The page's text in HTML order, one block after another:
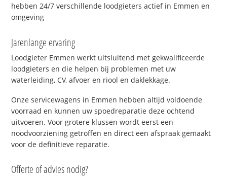
hebben 24/7 verschillende loodgieters actief in Emmen en
omgeving
Jarenlange ervaring
Loodgieter Emmen werkt uitsluitend met gekwalificeerde
loodgieters en die helpen bij problemen met uw
waterleiding, CV, afvoer en riool en daklekkage.
Onze servicewagens in Emmen hebben altijd voldoende
voorraad en kunnen uw spoedreparatie deze ochtend
uitvoeren. Voor grotere klussen wordt eerst een
noodvoorziening getroffen en direct een afspraak gemaakt
voor de definitieve reparatie.
Offerte of advies nodig?